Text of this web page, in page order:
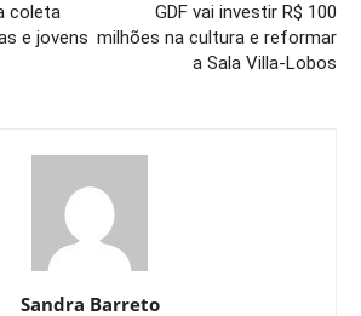
coleta
e jovens
GDF vai investir R$ 100
milhões na cultura e reformar
a Sala Villa-Lobos
Sandra Barreto